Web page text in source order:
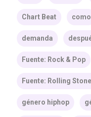
Chart Beat como
demanda
Fuente: Rock & Pop
Fuente: Rolling
género hiphop